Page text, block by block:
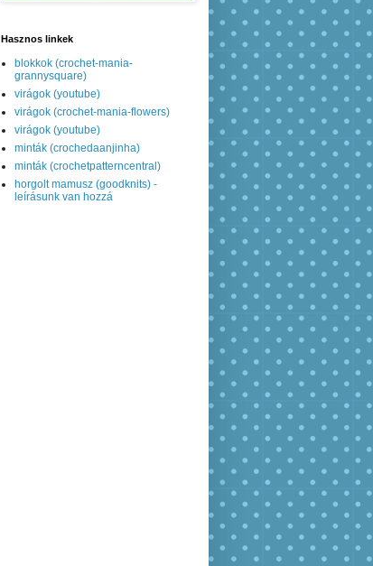
Hasznos linkek
blokkok (crochet-mania-
grannysquare)
virágok (youtube)
virágok (crochet-mania-flowers)
virágok (youtube)
minták (crochedaanjinha)
minták (crochetpatterncentral)
horgolt mamusz (goodknits) -
leírásunk van hozzá